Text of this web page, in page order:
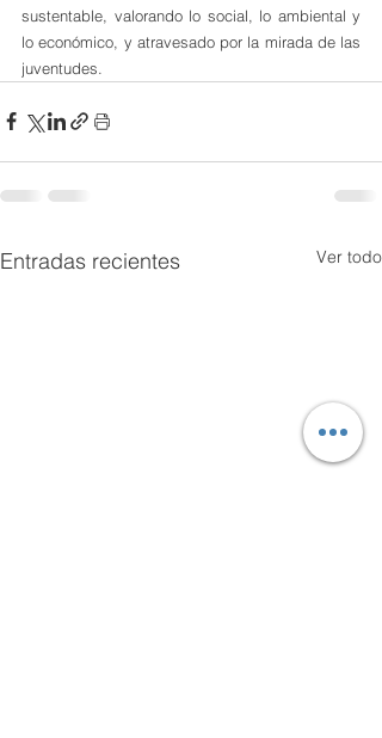
sustentable, valorando lo social, lo ambiental y
lo económico, y atravesado por la mirada de las
juventudes.
Entradas recientes Ver todo